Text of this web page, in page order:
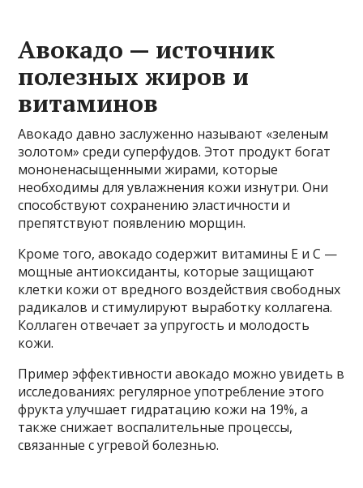
Авокадо — источник
полезных жиров и
витаминов
Авокадо давно заслуженно называют «зеленым
золотом» среди суперфудов. Этот продукт богат
мононенасыщенными жирами, которые
необходимы для увлажнения кожи изнутри. Они
способствуют сохранению эластичности и
препятствуют появлению морщин.
Кроме того, авокадо содержит витамины E и C —
мощные антиоксиданты, которые защищают
клетки кожи от вредного воздействия свободных
радикалов и стимулируют выработку коллагена.
Коллаген отвечает за упругость и молодость
кожи.
Пример эффективности авокадо можно увидеть в
исследованиях: регулярное употребление этого
фрукта улучшает гидратацию кожи на 19%, а
также снижает воспалительные процессы,
связанные с угревой болезнью.